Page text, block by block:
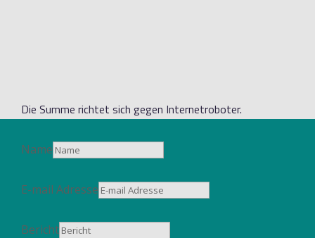
Die Summe richtet sich gegen Internetroboter.
Name
E-mail Adresse
Bericht